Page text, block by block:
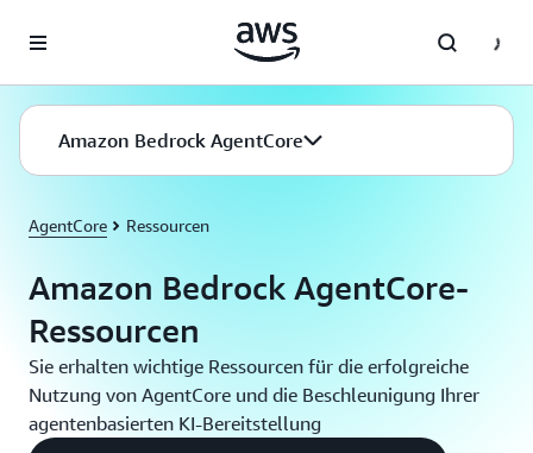
Überspringen zum Hauptinhalt
Amazon Bedrock AgentCore
AgentCore Ressourcen
Amazon Bedrock AgentCore-
Ressourcen
Sie erhalten wichtige Ressourcen für die erfolgreiche
Nutzung von AgentCore und die Beschleunigung Ihrer
agentenbasierten KI-Bereitstellung